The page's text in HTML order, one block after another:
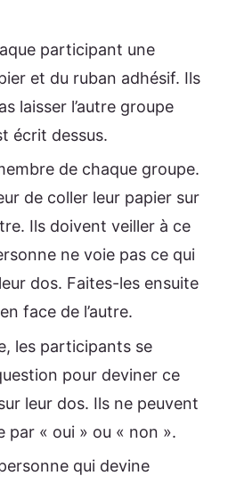
participant une
et du ruban adhésif. Ils
laisser l’autre groupe
écrit dessus.
de chaque groupe.
de coller leur papier sur
Ils doivent veiller à ce
ne voie pas ce qui
dos. Faites-les ensuite
en face de l’autre.
les participants se
pour deviner ce
leur dos. Ils ne peuvent
par « oui » ou « non ».
qui devine